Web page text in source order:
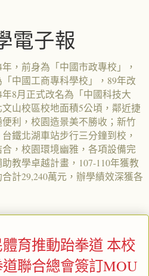
電子報
，前身為「中國市政專校」，
中國工商專科學校」，89年改
8月正式改名為「中國科技大
山校區校地面積5公頃，鄰近捷
利，校園造景美不勝收；新竹
鐵北湖車站步行三分鐘到校，
，校園環境幽雅，各項設備完
教學卓越計畫，107-110年獲教
計29,240萬元，辦學績效深獲各
體育推動跆拳道 本校
聯合總會簽訂MOU